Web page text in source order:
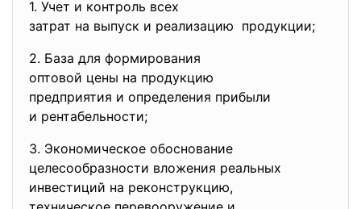
1. Учет и контроль всех
затрат на выпуск и реализацию продукции;
2. База для формирования
оптовой цены на продукцию
предприятия и определения прибыли
и рентабельности;
3. Экономическое обоснование
целесообразности вложения реальных
инвестиций на реконструкцию,